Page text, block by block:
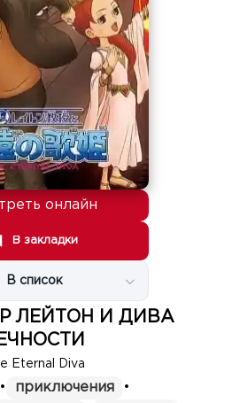
онлайн
В закладки
В список
ЛЕЙТОН И ДИВА
Eternal Diva
• приключения
•